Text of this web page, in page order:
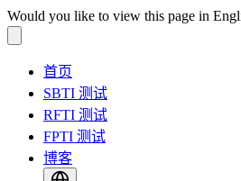
Would you like to view this page in
首页
SBTI 测试
RFTI 测试
FPTI 测试
博客